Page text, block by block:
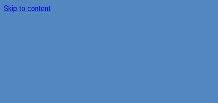
Skip to content